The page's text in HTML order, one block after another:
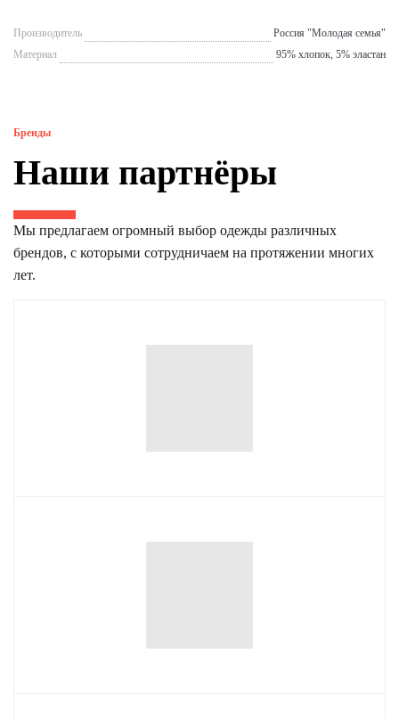
Производитель
Россия "Молодая семья"
Материал
95% хлопок, 5% эластан
Бренды
Наши партнёры
Мы предлагаем огромный выбор одежды различных
брендов, с которыми сотрудничаем на протяжении многих
лет.